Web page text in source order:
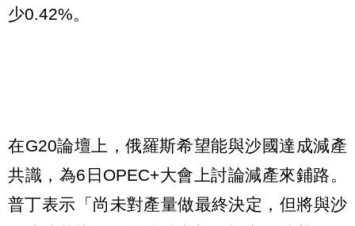
少0.42%。
在G20論壇上，俄羅斯希望能與沙國達成減產
共識，為6日OPEC+大會上討論減產來鋪路。
普丁表示「尚未對產量做最終決定，但將與沙